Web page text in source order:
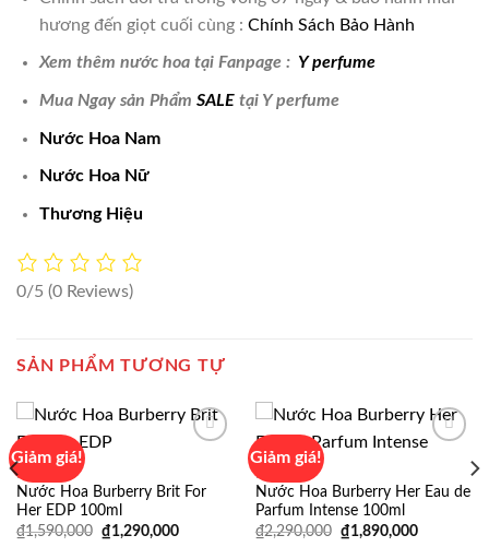
hương đến giọt cuối cùng : Chính Sách Bảo Hành
Xem thêm nước hoa tại Fanpage : Y perfume
Mua Ngay sản Phẩm SALEtại Y perfume
Nước Hoa Nam
Nước Hoa Nữ
Thương Hiệu
0/5 (0 Reviews)
SẢN PHẨM TƯƠNG TỰ
Giảm giá!
Add to
BURBERRY
Nước Hoa Burberry Brit For
Her EDP 100ml
₫1,590,000 Giá
gốc
₫1,290,000Giá
Giảm giá!
Add to
BURBERRY
Nước Hoa Burberry Her Eau de
Parfum Intense 100ml
₫2,290,000 Giá
gốc
₫1,890,000Giá